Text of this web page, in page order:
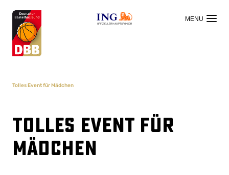
OFFIZIELLER HAUPTSPONSOR
Tolles Event für Mädchen
Tolles Event für
Mädchen